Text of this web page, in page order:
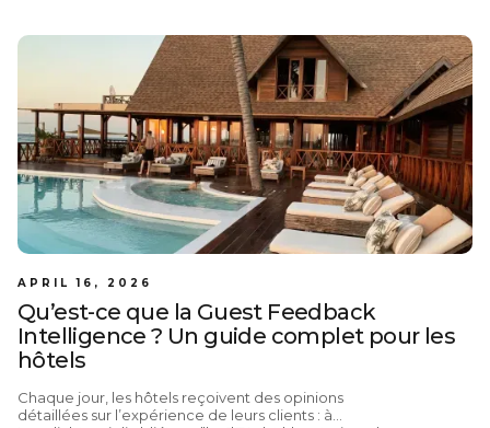
APRIL 16, 2026
Qu’est-ce que la Guest Feedback
Intelligence ? Un guide complet pour les
hôtels
Chaque jour, les hôtels reçoivent des opinions
détaillées sur l’expérience de leurs clients : à